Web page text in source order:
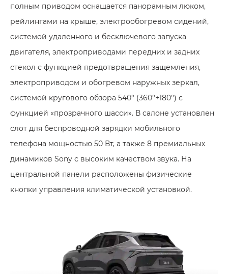
полным приводом оснащается панорамным люком,
рейлингами на крыше, электрообогревом сидений,
системой удаленного и бесключевого запуска
двигателя, электроприводами передних и задних
стекол с функцией предотвращения защемления,
электроприводом и обогревом наружных зеркал,
системой кругового обзора 540° (360°+180°) с
функцией «прозрачного шасси». В салоне установлен
слот для беспроводной зарядки мобильного
телефона мощностью 50 Вт, а также 8 премиальных
динамиков Sony с высоким качеством звука. На
центральной панели расположены физические
кнопки управления климатической установкой.